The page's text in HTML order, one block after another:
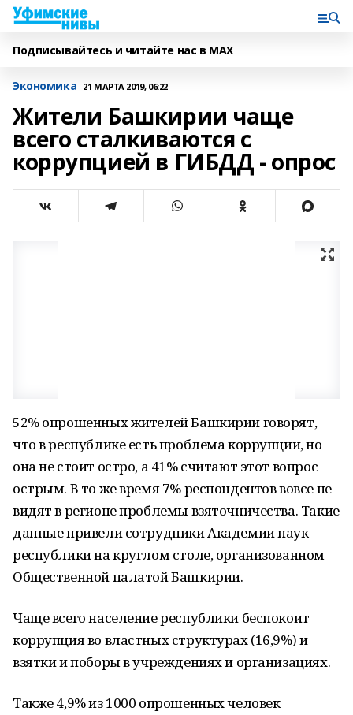
Подписывайтесь и читайте нас в MAX
Экономика 21 МАРТА 2019, 06:22
Жители Башкирии чаще
всего сталкиваются с
коррупцией в ГИБДД - опрос
52% опрошенных жителей Башкирии говорят,
что в республике есть проблема коррупции, но
она не стоит остро, а 41% считают этот вопрос
острым. В то же время 7% респондентов вовсе не
видят в регионе проблемы взяточничества. Такие
данные привели сотрудники Академии наук
республики на круглом столе, организованном
Общественной палатой Башкирии.
Чаще всего население республики беспокоит
коррупция во властных структурах (16,9%) и
взятки и поборы в учреждениях и организациях.
Также 4,9% из 1000 опрошенных человек